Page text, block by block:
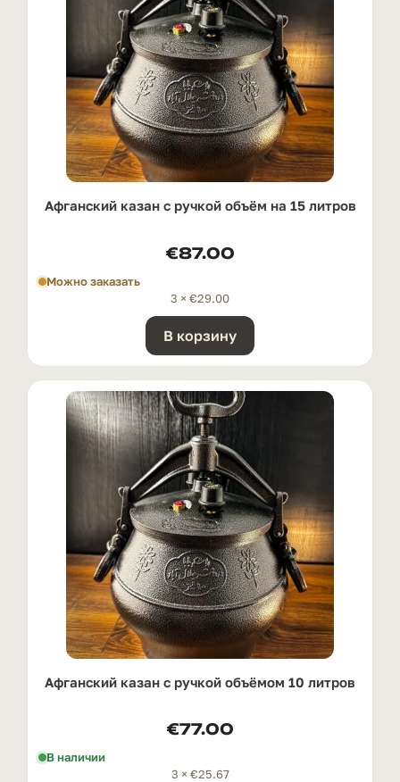
Афганский казан с ручкой oбъём на 15 литров
€87.00
Можно заказать
3 × €29.00
В корзину
Афганский казан с ручкой oбъёмом 10 литров
€77.00
В наличии
3 × €25.67